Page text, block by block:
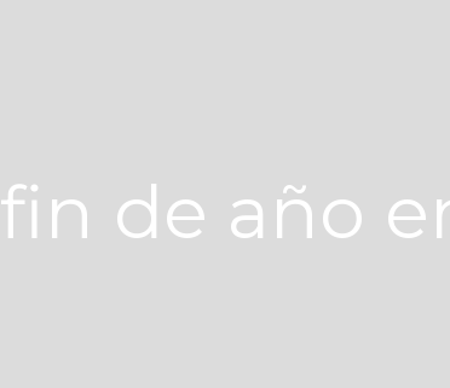
fin de año